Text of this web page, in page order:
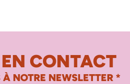
CONTACT
NOTRE NEWSLETTER *